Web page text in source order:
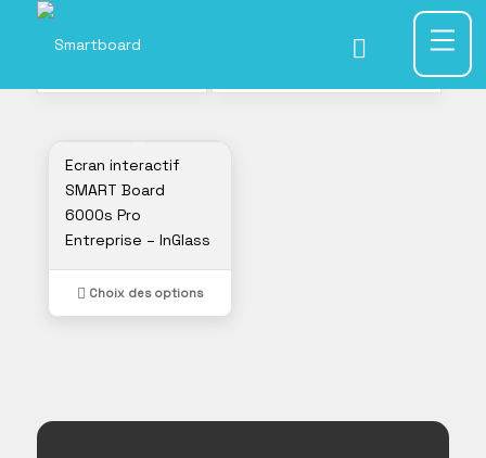
1
Ecran interactif
SMART Board
6000s Pro
Entreprise – InGlass
Choix des options